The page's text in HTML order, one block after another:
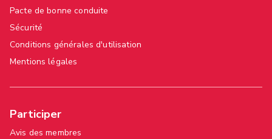
Pacte de bonne conduite
Sécurité
Conditions générales d'utilisation
Mentions légales
Participer
Avis des membres